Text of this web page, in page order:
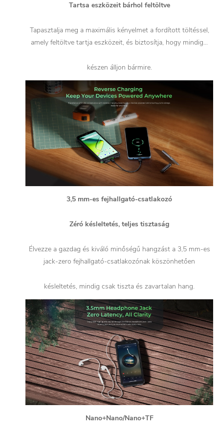
Tartsa eszközeit bárhol feltöltve
Tapasztalja meg a maximális kényelmet a fordított töltéssel,
amely feltöltve tartja eszközeit, és biztosítja, hogy mindig...
készen álljon bármire.
3,5 mm-es fejhallgató-csatlakozó
Zéró késleltetés, teljes tisztaság
Élvezze a gazdag és kiváló minőségű hangzást a 3,5 mm-es
jack-zero fejhallgató-csatlakozónak köszönhetően
késleltetés, mindig csak tiszta és zavartalan hang.
Nano+Nano/Nano+TF